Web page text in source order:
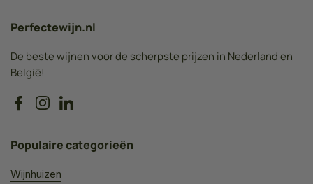
Perfectewijn.nl
De beste wijnen voor de scherpste prijzen in Nederland en
België!
Facebook
InstagramLinkedIn
Populaire categorieën
Wijnhuizen